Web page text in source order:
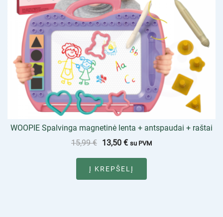
WOOPIE Spalvinga magnetinė lenta + antspaudai + raštai
15,99€ 13,50 € su PVM
Į KREPŠELĮ